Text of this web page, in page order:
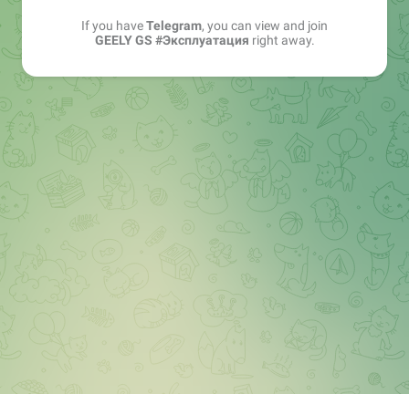
If you haveTelegram, you can view and join
GEELY GS #Эксплуатация right away.